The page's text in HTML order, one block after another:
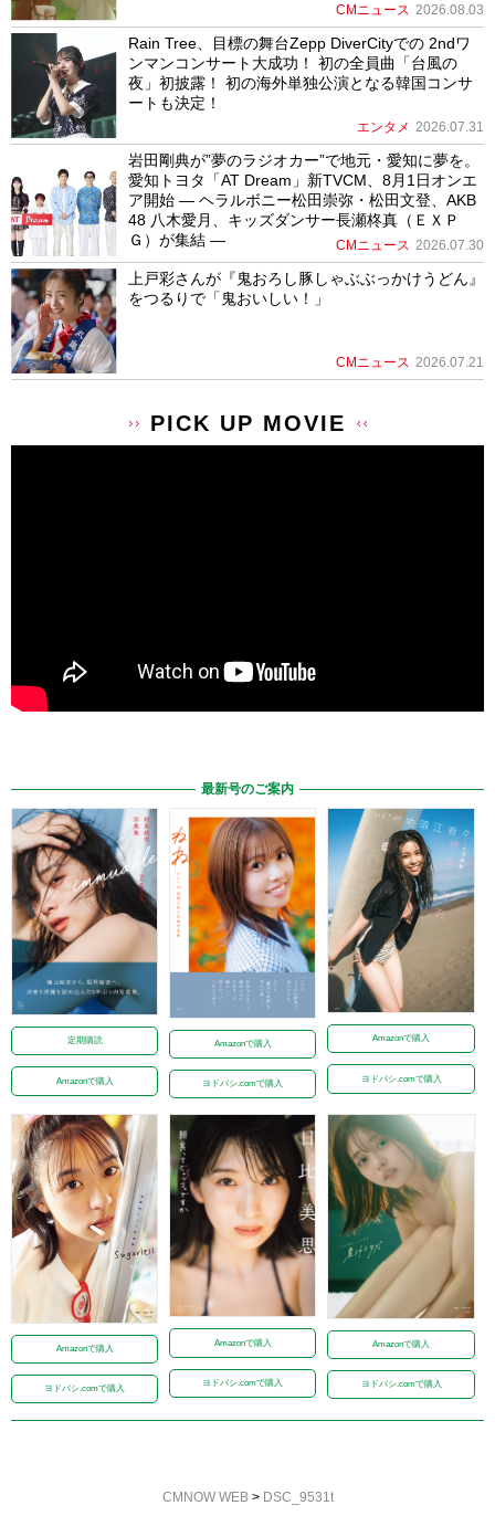
CMニュース 2026.08.03
Rain Tree、目標の舞台Zepp DiverCityでの 2ndワ
ンマンコンサート大成功！ 初の全員曲「台風の
夜」初披露！ 初の海外単独公演となる韓国コンサ
ートも決定！
エンタメ 2026.07.31
岩田剛典が”夢のラジオカー”で地元・愛知に夢を。
愛知トヨタ「AT Dream」新TVCM、8月1日オンエ
ア開始 ― ヘラルボニー松田崇弥・松田文登、AKB
48 八木愛月、キッズダンサー長瀬柊真（ＥＸＰ
Ｇ）が集結 ―
CMニュース 2026.07.30
上戸彩さんが『鬼おろし豚しゃぶぶっかけうどん』
をつるりで「鬼おいしい！」
CMニュース 2026.07.21
PICK UP MOVIE
最新号のご案内
定期購読
Amazonで購入
Amazonで購入
ヨドバシ.comで購入
Amazonで購入
ヨドバシ.comで購入
Amazonで購入
ヨドバシ.comで購入
Amazonで購入
ヨドバシ.comで購入
Amazonで購入
ヨドバシ.comで購入
CMNOW WEB> DSC_9531t